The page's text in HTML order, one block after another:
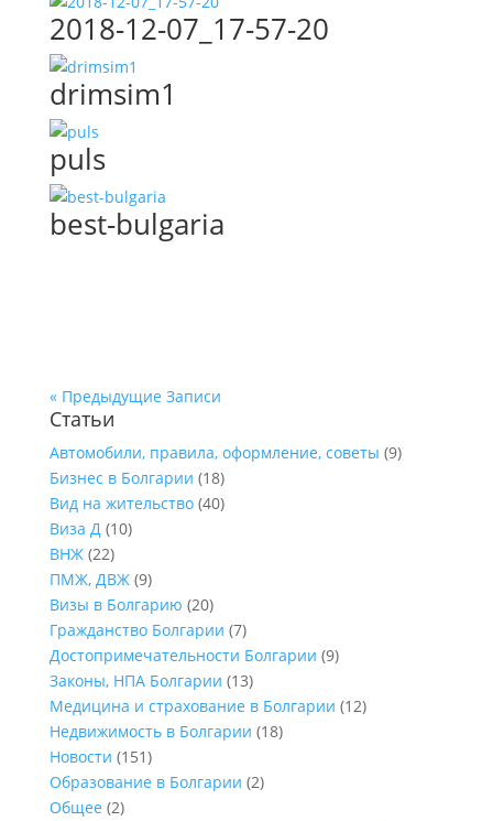
2018-12-07_17-57-20
drimsim1
puls
best-bulgaria
« Предыдущие Записи
Статьи
Автомобили, правила, оформление, советы (9)
Бизнес в Болгарии (18)
Вид на жительство(40)
Виза Д(10)
ВНЖ(22)
ПМЖ, ДВЖ(9)
Визы в Болгарию (20)
Гражданство Болгарии (7)
Достопримечательности Болгарии (9)
Законы, НПА Болгарии (13)
Медицина и страхование в Болгарии (12)
Недвижимость в Болгарии (18)
Новости (151)
Образование в Болгарии (2)
Общее (2)